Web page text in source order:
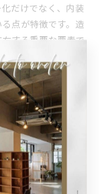
だけでなく、内装
点が特徴です。造
する重要な要素で
ません。
きるよう通路幅を
設置するなど、造
となります。実際
慮したオーダーメ
立っています。
イント